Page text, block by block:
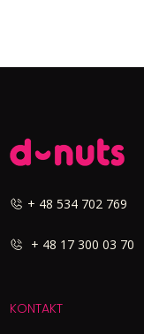
+ 48 534 702 769
+ 48 17 300 03 70
KONTAKT